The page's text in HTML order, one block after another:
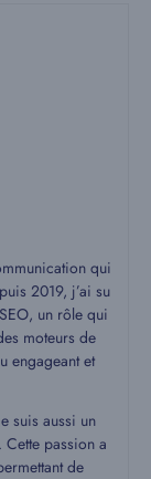
qui
2019, j’ai su
un rôle qui
moteurs de
engageant et
suis aussi un
passion a
de